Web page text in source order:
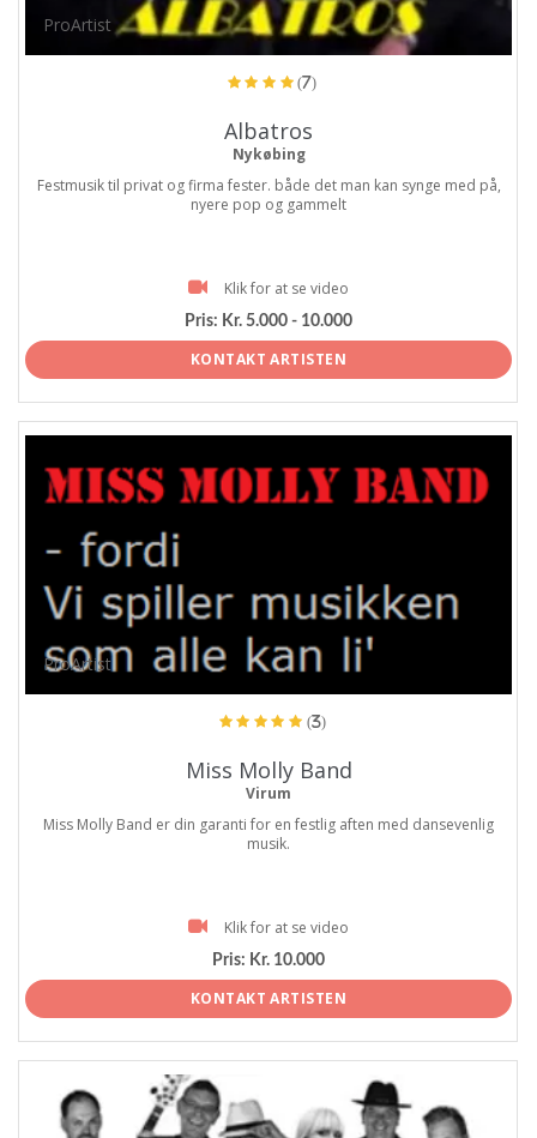
ProArtist
(7)
Albatros
Nykøbing
Festmusik til privat og firma fester. både det man kan synge med på,
nyere pop og gammelt
Klik for at se video
Pris: Kr. 5.000 - 10.000
KONTAKT ARTISTEN
ProArtist
(3)
Miss Molly Band
Virum
Miss Molly Band er din garanti for en festlig aften med dansevenlig
musik.
Klik for at se video
Pris: Kr. 10.000
KONTAKT ARTISTEN